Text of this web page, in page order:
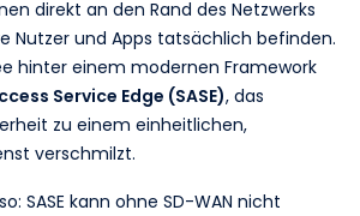
direkt an den Rand des Netzwerks
Nutzer und Apps tatsächlich befinden.
hinter einem modernen Framework
Service Edge (SASE), das
zu einem einheitlichen,
verschmilzt.
SASE kann ohne SD-WAN nicht